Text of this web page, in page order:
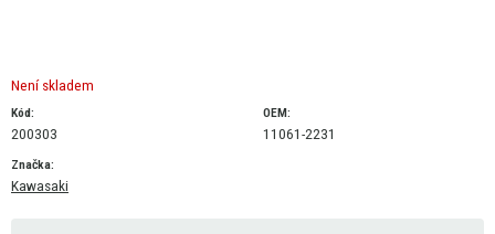
Není skladem
Kód:
200303
OEM:
11061-2231
Značka:
Kawasaki